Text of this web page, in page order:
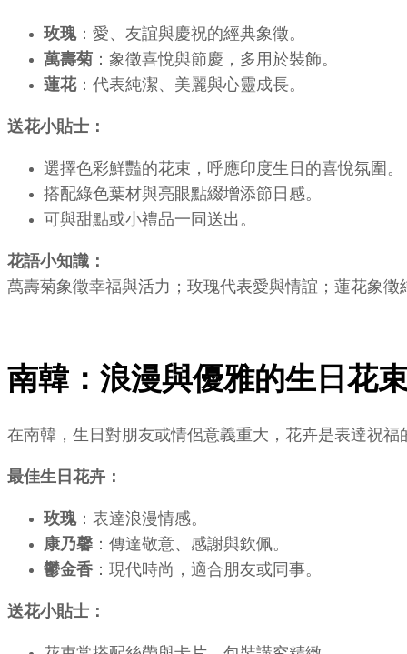
玫瑰：愛、友誼與慶祝的經典象徵。
萬壽菊 ：象徵喜悅與節慶，多用於裝飾。
蓮花：代表純潔、美麗與心靈成長。
送花小貼士：
選擇色彩鮮豔的花束，呼應印度生日的喜悅氛圍。
搭配綠色葉材與亮眼點綴增添節日感。
可與甜點或小禮品一同送出。
花語小知識：
萬壽菊象徵幸福與活力；玫瑰代表愛與情誼；蓮花象徵
南韓：浪漫與優雅的生日花
在南韓，生日對朋友或情侶意義重大，花卉是表達祝福
最佳生日花卉：
玫瑰：表達浪漫情感。
康乃馨 ：傳達敬意、感謝與欽佩。
鬱金香 ：現代時尚，適合朋友或同事。
送花小貼士：